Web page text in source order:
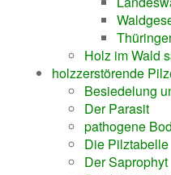
Holz im Wald
holzzerstörende
Besiedelung
Der Parasit
pathogene
Die Pilztabelle
Der Saprophyt